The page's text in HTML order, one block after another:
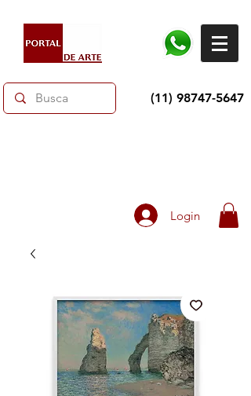
(11) 98747-5647
Login